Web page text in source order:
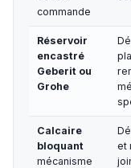
commande
Réservoir
encastré
Geberit ou
Grohe
Calcaire
bloquant
mécanisme
et